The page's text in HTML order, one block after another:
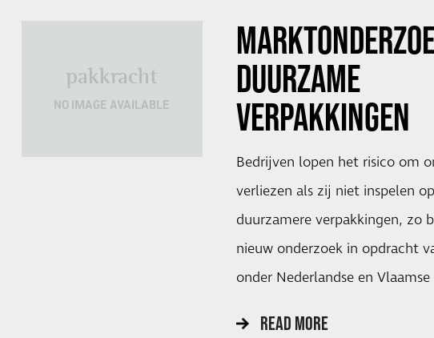
pakkracht
NO IMAGE AVAILABLE
DUURZAME
VERPAKKINGEN
Bedrijven lopen het risico om
verliezen als zij niet inspelen
duurzamere verpakkingen, zo
nieuw onderzoek in opdracht
onder Nederlandse en
READ MORE